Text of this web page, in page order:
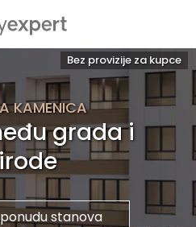
Bez provizije za kupce
KAMENICA
grada i
stanova